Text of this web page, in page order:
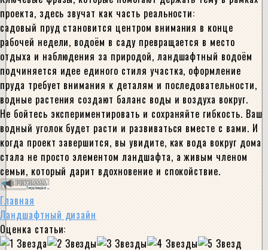
проекта, здесь звучат как часть реальности:
садовый пруд становится центром внимания в конце
рабочей недели, водоём в саду превращается в место
отдыха и наблюдения за природой, ландшафтный водоём
подчиняется идее единого стиля участка, оформление
пруда требует внимания к деталям и последовательности,
водные растения создают баланс воды и воздуха вокруг.
Не бойтесь экспериментировать и сохраняйте гибкость. Ваш
водный уголок будет расти и развиваться вместе с вами. И
когда проект завершится, вы увидите, как вода вокруг дома
стала не просто элементом ландшафта, а живым членом
семьи, который дарит вдохновение и спокойствие.
Главная
Ландшафтный дизайн
Оценка статьи: